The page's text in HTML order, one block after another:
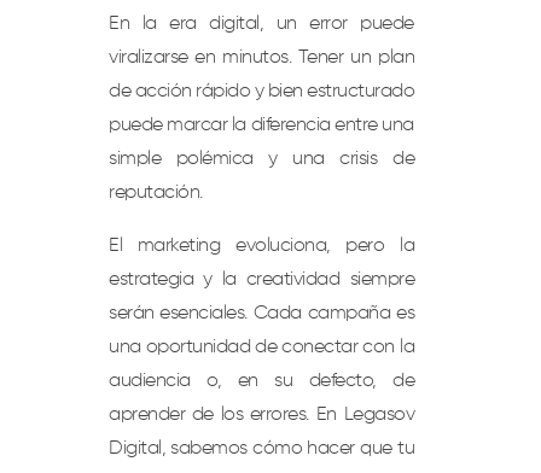
En la era digital, un error puede
viralizarse en minutos. Tener un plan
de acción rápido y bien estructurado
puede marcar la diferencia entre una
simple polémica y una crisis de
reputación.
El marketing evoluciona, pero la
estrategia y la creatividad siempre
serán esenciales. Cada campaña es
una oportunidad de conectar con la
audiencia o, en su defecto, de
aprender de los errores. En Legasov
Digital, sabemos cómo hacer que tu